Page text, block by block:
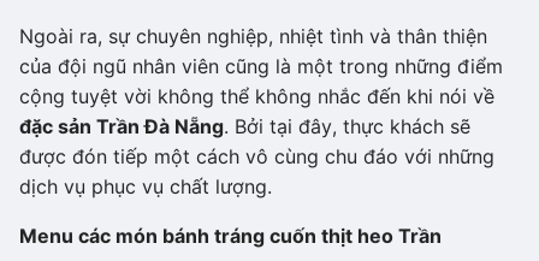
Ngoài ra, sự chuyên nghiệp, nhiệt tình và thân thiện
của đội ngũ nhân viên cũng là một trong những điểm
cộng tuyệt vời không thể không nhắc đến khi nói về
đặc sản Trần Đà Nẵng. Bởi tại đây, thực khách sẽ
được đón tiếp một cách vô cùng chu đáo với những
dịch vụ phục vụ chất lượng.
Menu các món bánh tráng cuốn thịt heo Trần